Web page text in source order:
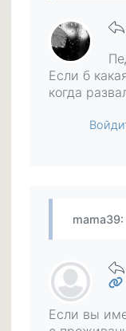
Если б
когда
mama39:
Если вы